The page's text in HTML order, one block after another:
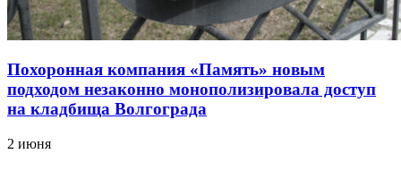
Похоронная компания «Память» новым
подходом незаконно монополизировала доступ
на кладбища Волгограда
2 июня